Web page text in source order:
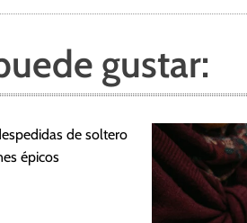
gustar: